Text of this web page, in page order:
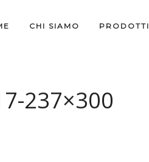
CHI SIAMO PRODOTTI
237×300